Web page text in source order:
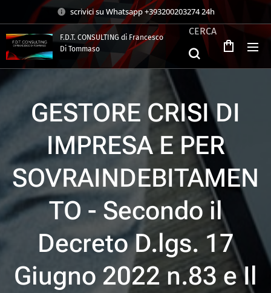
scrivici su Whatsapp +393200203274 24h
F.D.T. CONSULTING di Francesco
Di Tommaso
CERCA
GESTORE CRISI DI
IMPRESA E PER
SOVRAINDEBITAMEN
TO - Secondo il
Decreto D.lgs. 17
Giugno 2022 n.83 e Il